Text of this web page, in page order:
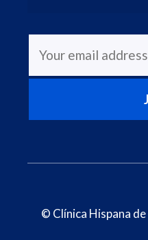
© Clínica Hispana